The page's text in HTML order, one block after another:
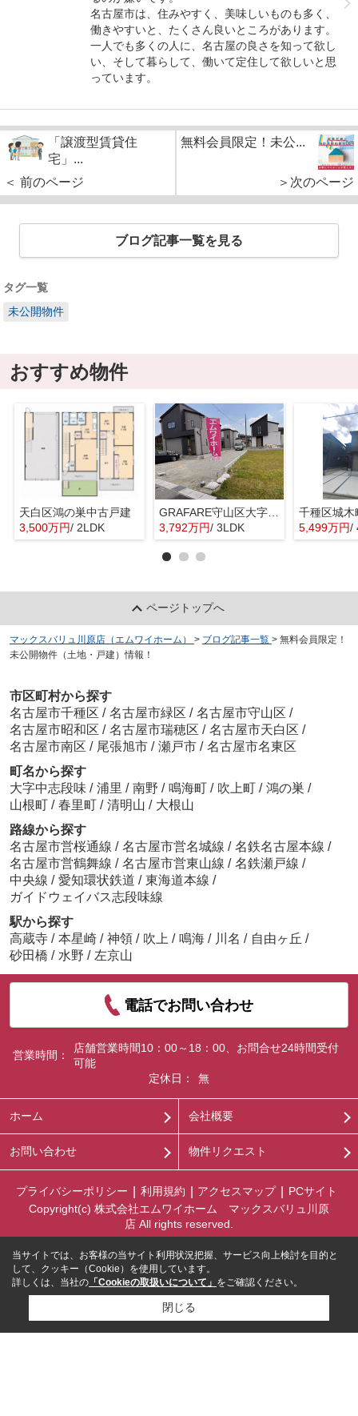
名古屋市は、住みやすく、美味しいものも多く、
働きやすいと、たくさん良いところがあります。
一人でも多くの人に、名古屋の良さを知って欲し
い、そして暮らして、働いて定住して欲しいと思
っています。
「譲渡型賃貸住
宅」...
＜ 前のページ
無料会員限定！未公...
＞次のページ
ブログ記事一覧を見る
タグ一覧
未公開物件
おすすめ物件
天白区鴻の巣中古戸建
3,500万円/ 2LDK
GRAFARE守山区大字上志段味6期4棟【仲介手数料無料 上志段味東小 志段味中】
3,792万円/ 3LDK
千種区城木
5,499万円/
ページトップへ
マックスバリュ川原店（エムワイホーム） > ブログ記事一覧 > 無料会員限定！
未公開物件（土地・戸建）情報！
市区町村から探す
名古屋市千種区 / 名古屋市緑区 / 名古屋市守山区 /
名古屋市昭和区 / 名古屋市瑞穂区 / 名古屋市天白区 /
名古屋市南区 / 尾張旭市 / 瀬戸市 / 名古屋市名東区
町名から探す
大字中志段味 / 浦里 / 南野 / 鳴海町 / 吹上町 / 鴻の巣 /
山根町 / 春里町 / 清明山 / 大根山
路線から探す
名古屋市営桜通線 / 名古屋市営名城線 / 名鉄名古屋本線 /
名古屋市営鶴舞線 / 名古屋市営東山線 / 名鉄瀬戸線 /
中央線 / 愛知環状鉄道 / 東海道本線 /
ガイドウェイバス志段味線
駅から探す
高蔵寺 / 本星崎 / 神領 / 吹上 / 鳴海 / 川名 / 自由ヶ丘 /
砂田橋 / 水野 / 左京山
電話でお問い合わせ
営業時間：
店舗営業時間10：00～18：00、お問合せ24時間受付
可能
定休日：
無
ホーム 会社概要
お問い合わせ 物件リクエスト
プライバシーポリシー 利用規約 アクセスマップ
PCサイト
Copyright(c) 株式会社エムワイホーム マックスバリュ川原
店 All rights reserved.
当サイトでは、お客様の当サイト利用状況把握、サービス向上検討を目的と
して、クッキー（Cookie）を使用しています。
詳しくは、当社の 「Cookieの取扱いについて」 をご確認ください。
閉じる